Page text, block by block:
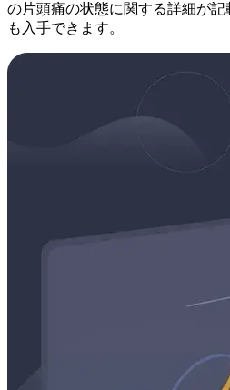
の片頭痛の状態に関する詳細が記
も入手できます。